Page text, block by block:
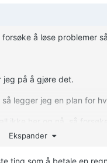
å løse problemer
jeg på å gjøre det.
legger jeg en plan for
ikke her og nå, så
Ekspander